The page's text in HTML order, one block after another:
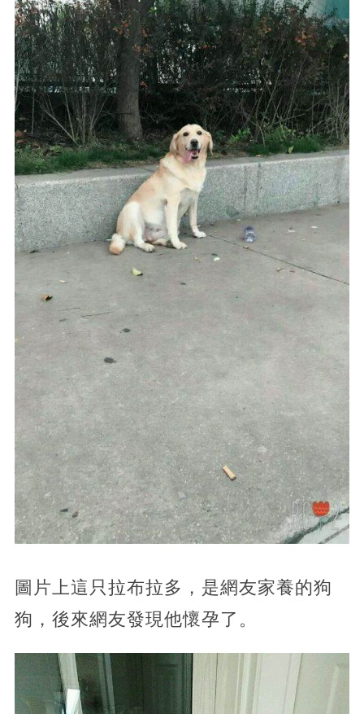
圖片上這只拉布拉多，是網友家養的狗
狗，後來網友發現他懷孕了。